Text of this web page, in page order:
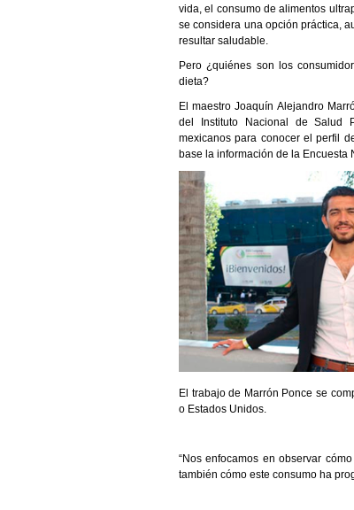
vida, el consumo de alimentos
se considera una opción práctica,
resultar saludable.
Pero ¿quiénes son los
dieta?
El maestro Joaquín Alejandro
del Instituto Nacional de Salud
mexicanos para conocer el perfil
base la información de la
El trabajo de Marrón Ponce se
o Estados Unidos.
“Nos enfocamos en observar
también cómo este consumo ha